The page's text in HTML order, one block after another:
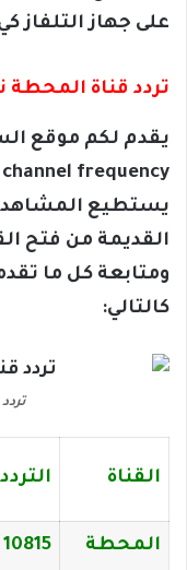
على جهاز التلفاز
تردد قناة المحطة
يقدم لكم موقع
يستطيع
القديمة من فتح
ومتابعة كل ما
كالتالي:
القناة التردد
المحطة 10815